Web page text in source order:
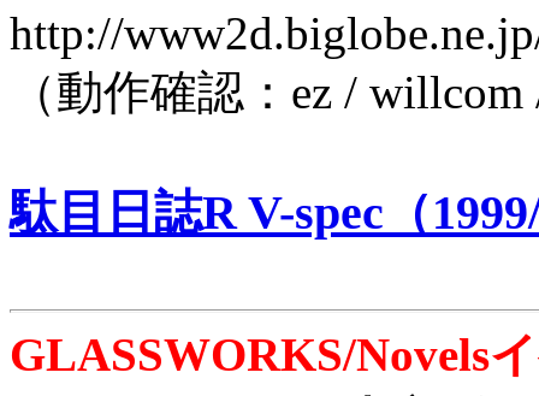
http://
（動作確認：ez /
駄目日誌R V-spec（
GLASSWORKS/Novels